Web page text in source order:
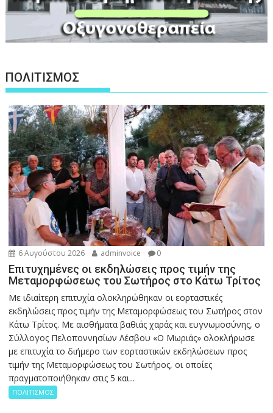
ΠΟΛΙΤΙΣΜΟΣ
6 Αυγούστου 2026 adminvoice 0
Επιτυχημένες οι εκδηλώσεις προς τιμήν της
Μεταμορφώσεως του Σωτήρος στο Κάτω Τρίτος
Με ιδιαίτερη επιτυχία ολοκληρώθηκαν οι εορταστικές
εκδηλώσεις προς τιμήν της Μεταμορφώσεως του Σωτήρος στον
Κάτω Τρίτος. Με αισθήματα βαθιάς χαράς και ευγνωμοσύνης, ο
Σύλλογος Πελοποννησίων Λέσβου «Ο Μωριάς» ολοκλήρωσε
με επιτυχία το διήμερο των εορταστικών εκδηλώσεων προς
τιμήν της Μεταμορφώσεως του Σωτήρος, οι οποίες
πραγματοποιήθηκαν στις 5 και...
ΠΟΛΙΤΙΣΜΟΣ